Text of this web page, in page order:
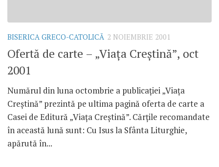
BISERICA GRECO-CATOLICĂ 2 NOIEMBRIE 2001
Ofertă de carte – „Viaţa Creştină”, oct
2001
Numărul din luna octombrie a publicaţiei „Viaţa
Creştină” prezintă pe ultima pagină oferta de carte a
Casei de Editură „Viaţa Creştină”. Cărţile recomandate
în această lună sunt: Cu Isus la Sfânta Liturghie,
apărută în...